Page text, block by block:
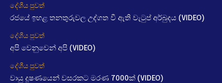
දේශීය පුවත්
රජයේ ඉහළ තනතුරුවල උද්ගත වී ඇති වැටුප් අර්බුදය (VIDEO)
දේශීය පුවත්
අපි වෙනුවෙන් අපි (VIDEO)
දේශීය පුවත්
වායු දූෂණයෙන් වසරකට මරණ 7000ක් (VIDEO)